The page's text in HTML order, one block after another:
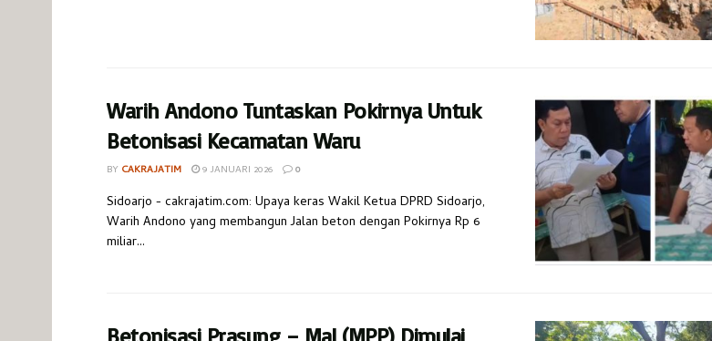
Warih Andono Tuntaskan Pokirnya Untuk
Betonisasi Kecamatan Waru
BY CAKRAJATIM 9 JANUARI 2026 0
Sidoarjo - cakrajatim.com: Upaya keras Wakil Ketua DPRD Sidoarjo,
Warih Andono yang membangun Jalan beton dengan Pokirnya Rp 6
miliar...